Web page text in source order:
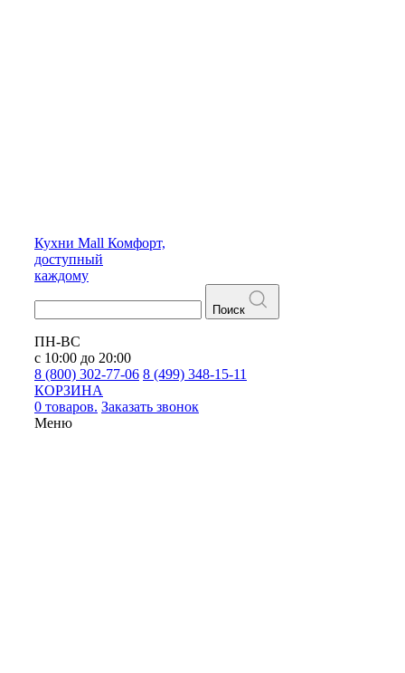
Кухни Mall Комфорт,
доступный
каждому
Поиск
ПН-ВС
с 10:00 до 20:00
8 (800) 302-77-06 8 (499) 348-15-11
КОРЗИНА
0 товаров. Заказать звонок
Меню